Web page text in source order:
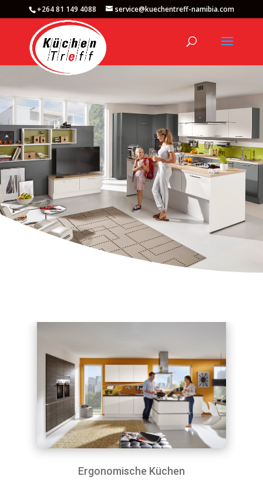
+264 81 149 4088 service@kuechentreff-namibia.com
Ergonomische Küchen